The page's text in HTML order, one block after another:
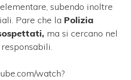
subendo inoltre
Pare che la Polizia
ma si cercano nel
watch?